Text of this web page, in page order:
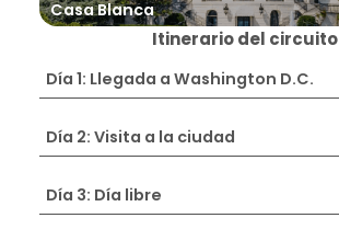
Casa Blanca
Itinerario del circuito
Día 1: Llegada a Washington D.C.
Día 2: Visita a la ciudad
Día 3: Día libre